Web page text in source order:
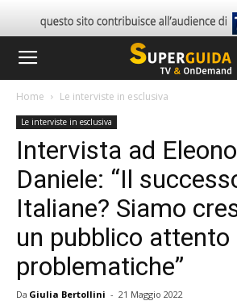
Home Le interviste in esclusiva
Le interviste in esclusiva
Intervista ad
Daniele: “Il
Italiane? Siamo
un pubblico attento
problematiche”
Da Giulia Bertollini - 21 Maggio 2022